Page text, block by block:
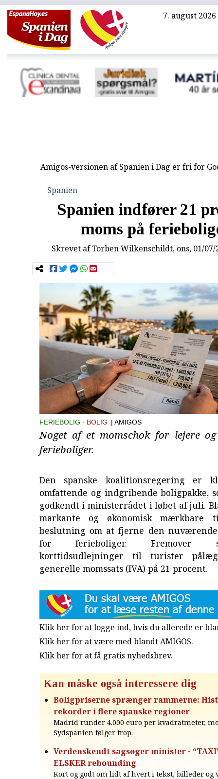
7. august 2026
Amigos-versionen af Spanien i Dag er fri for
Spanien
Spanien indfører 21
moms på
Skrevet afTorben Wilkenschildt, ons, 01/
FERIEBOLIG BOLIG | AMIGOS
Noget af et momschok for lejere
ferieboliger.
Den spanske koalitionsregering er
omfattende og indgribende boligpakke,
godkendt i ministerrådet i løbet af juli.
markante og økonomisk mærkbare
beslutning om at fjerne den
for ferieboliger. Fremover
korttidsudlejninger til turister
generelle momssats (IVA) på 21 procent.
Klik her for at logge ind, hvis du allerede er
Klik her for at være med blandt AMIGOS.
Klik her for at få gratis nyhedsbrev.
Kan måske også interessere dig
Boligpriserne sprænger rammerne:
rekorder i flere spanske regioner
Madrid runder 4.000 euro per kvadratmeter,
Sydspanien følger trop.
Verdenskendt sagsøger minister -
ELSKER rebounding
Kort og godt om lidt af hvert i tekst, billeder og